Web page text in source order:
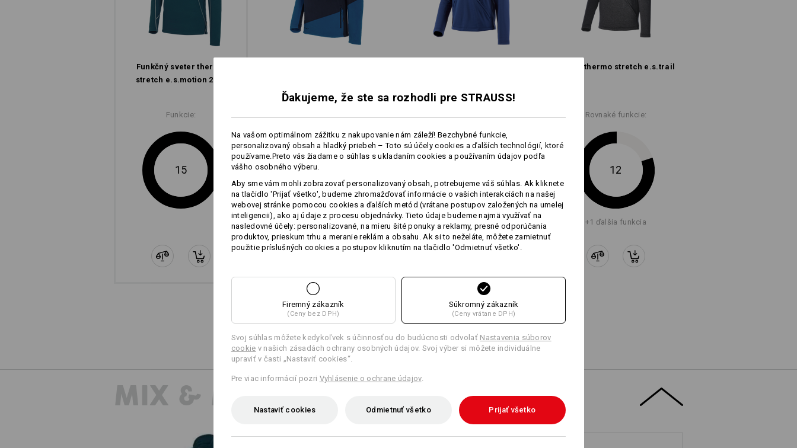
Hrejivá vrstva
Vytvoriť podľa seba Logoservice
Funkčný sveter thermo
stretch e.s.​motion 2020
Funkcie:
15
Sveter thermo stretch e.s.​trail
+3 ďalšie funkcie +2 ďalšie funkcie
Rovnaké funkcie:
12
+1 ďalšia funkcia
Porovnať všetky podrobnosti
MIX & MATCH
Ďakujeme, že ste sa rozhodli pre STRAUSS!
Na vašom optimálnom zážitku z nakupovanie nám záleží! Bezchybné funkcie,
personalizovaný obsah a hladký priebeh – Toto sú účely cookies a ďalších technológií, ktoré
používame.Preto vás žiadame o súhlas s ukladaním cookies a používaním údajov podľa
vášho osobného výberu.
Aby sme vám mohli zobrazovať personalizovaný obsah, potrebujeme váš súhlas. Ak kliknete
na tlačidlo 'Prijať všetko', budeme zhromažďovať informácie o vašich interakciách na našej
webovej stránke pomocou cookies a ďalších metód (vrátane postupov založených na umelej
inteligencii), ako aj údaje z procesu objednávky. Tieto údaje budeme najmä využívať na
nasledovné účely: personalizované, na mieru šité ponuky a reklamy, presné odporúčania
produktov, prieskum trhu a meranie reklám a obsahu. Ak si to neželáte, môžete zamietnuť
použitie príslušných cookies a postupov kliknutím na tlačidlo 'Odmietnuť všetko'.
Firemný zákazník
(Ceny bez DPH)
Súkromný zákazník
(Ceny vrátane DPH)
Svoj súhlas môžete kedykoľvek s účinnosťou do budúcnosti odvolať Nastavenia súborov
cookie v našich zásadách ochrany osobných údajov. Svoj výber si môžete individuálne
upraviť v časti „Nastaviť cookies“.
Pre viac informácií pozri Vyhlásenie o ochrane údajov.
Nastaviť cookies Odmietnuť všetko Prijať všetko